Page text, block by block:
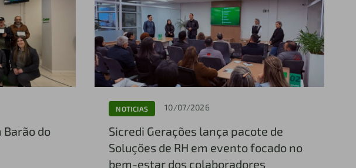
Barão do
NOTICIAS 10/07/2026
Sicredi Gerações lança pacote de
Soluções de RH em evento focado no
bem-estar dos colaboradores